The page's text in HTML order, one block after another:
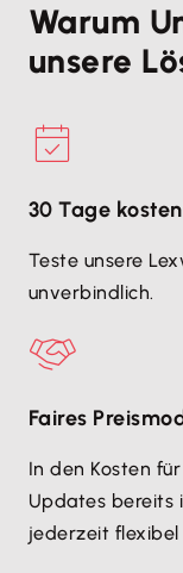
Warum
unsere
30 Tage
Teste unsere
unverbindlich.
Faires
In den Kosten
Updates bereits
jederzeit flexibel